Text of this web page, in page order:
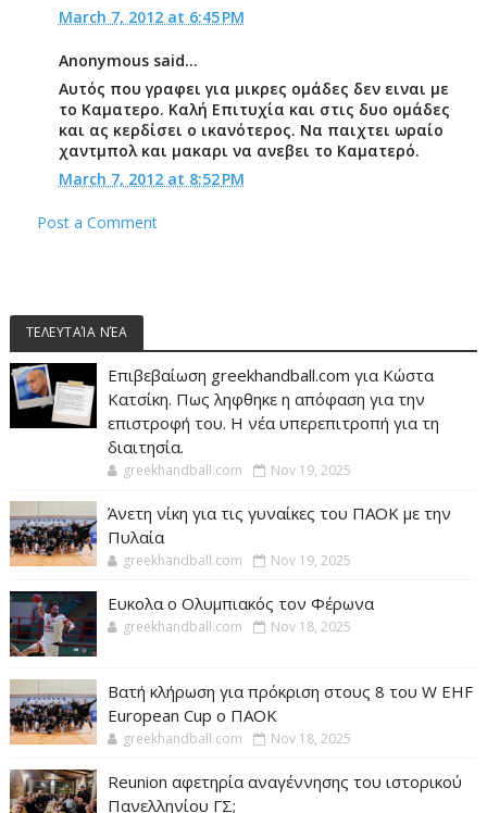
March 7, 2012 at 6:45 PM
Anonymous said...
Αυτός που γραφει για μικρες ομάδες δεν ειναι με
το Καματερο. Καλή Επιτυχία και στις δυο ομάδες
και ας κερδίσει ο ικανότερος. Να παιχτει ωραίο
χαντμπολ και μακαρι να ανεβει το Καματερό.
March 7, 2012 at 8:52 PM
Post a Comment
ΤΕΛΕΥΤΑΊΑ ΝΈΑ
Επιβεβαίωση greekhandball.com για Κώστα
Κατσίκη. Πως ληφθηκε η απόφαση για την
επιστροφή του. Η νέα υπερεπιτροπή για τη
διαιτησία.
greekhandball.com Nov 19, 2025
Άνετη νίκη για τις γυναίκες του ΠΑΟΚ με την
Πυλαία
greekhandball.com Nov 19, 2025
Ευκολα ο Ολυμπιακός τον Φέρωνα
greekhandball.com Nov 18, 2025
Βατή κλήρωση για πρόκριση στους 8 του W EHF
European Cup ο ΠΑΟΚ
greekhandball.com Nov 18, 2025
Reunion αφετηρία αναγέννησης του ιστορικού
Πανελληνίου ΓΣ;